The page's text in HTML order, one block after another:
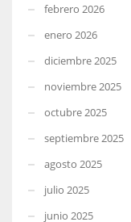
febrero 2026
enero 2026
diciembre 2025
noviembre 2025
octubre 2025
septiembre 2025
agosto 2025
julio 2025
junio 2025